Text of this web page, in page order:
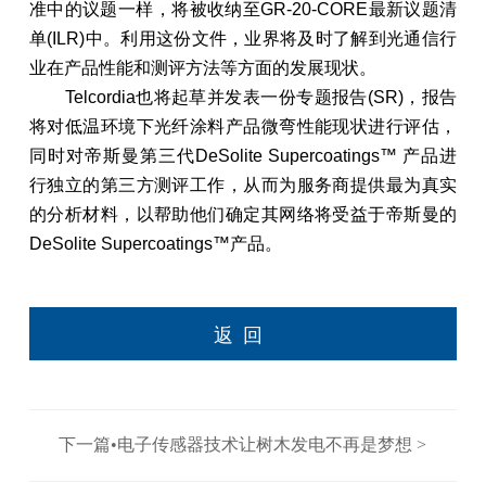
准中的议题一样，将被收纳至GR-20-CORE最新议题清
单(ILR)中。利用这份文件，业界将及时了解到光通信行
业在产品性能和测评方法等方面的发展现状。
Telcordia也将起草并发表一份专题报告(SR)，报告
将对低温环境下光纤涂料产品微弯性能现状进行评估，
同时对帝斯曼第三代DeSolite Supercoatings™ 产品进
行独立的第三方测评工作，从而为服务商提供最为真实
的分析材料，以帮助他们确定其网络将受益于帝斯曼的
DeSolite Supercoatings™产品。
返回
下一篇•电子传感器技术让树木发电不再是梦想 >